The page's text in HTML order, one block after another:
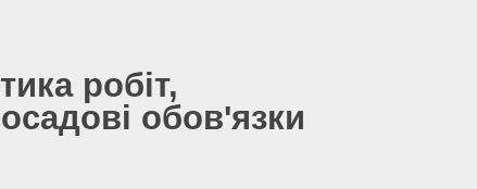
робіт,
обов'язки